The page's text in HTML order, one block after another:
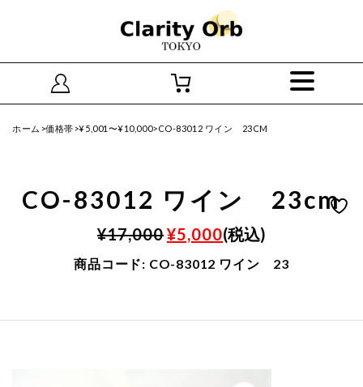
ホーム >価格帯>¥5,001〜¥10,000>CO-83012 ワイン 23CM
CO-83012 ワイン 23cm
¥17,000元
価
は
¥5,000現
の
格
(税込)
商品コード: CO-83012 ワイン 23